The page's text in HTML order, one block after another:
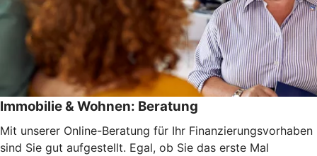
Immobilie & Wohnen: Beratung
Mit unserer Online-Beratung für Ihr Finanzierungsvorhaben
sind Sie gut aufgestellt. Egal, ob Sie das erste Mal